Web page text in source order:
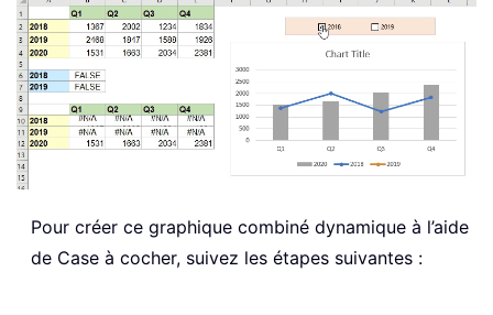
Pour créer ce graphique combiné dynamique à l’aide
de Case à cocher, suivez les étapes suivantes :